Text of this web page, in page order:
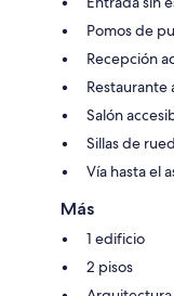
Pomos de
Recepción
Restaurante
Salón
Sillas de
Vía hasta el
Más
1 edificio
2 pisos